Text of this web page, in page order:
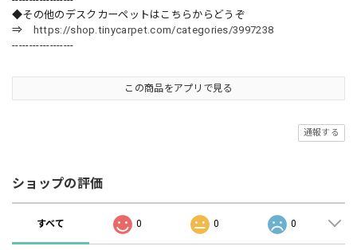
◆その他のデスクカーペットはこちらからどうぞ
⇒
https://shop.tinycarpet.com/categories/3997238
------------------
この商品をアプリで見る
通報する
ショップの評価
すべて 0 0 0